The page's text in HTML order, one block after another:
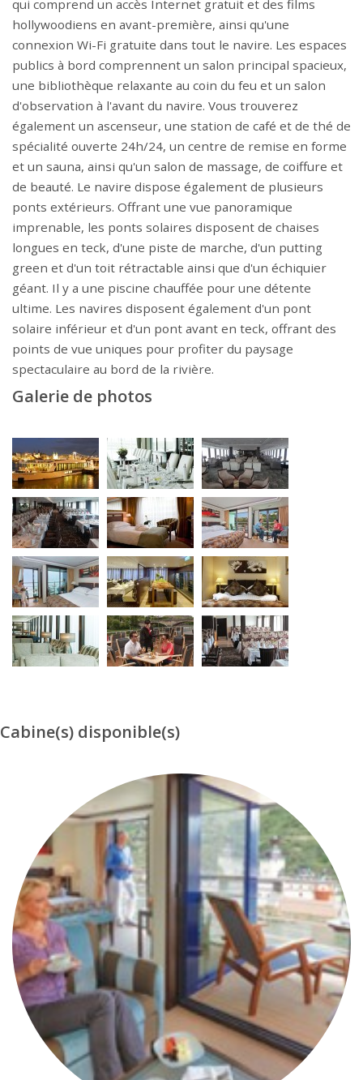
qui comprend un accès Internet gratuit et des films
hollywoodiens en avant-première, ainsi qu'une
connexion Wi-Fi gratuite dans tout le navire. Les espaces
publics à bord comprennent un salon principal spacieux,
une bibliothèque relaxante au coin du feu et un salon
d'observation à l'avant du navire. Vous trouverez
également un ascenseur, une station de café et de thé de
spécialité ouverte 24h/24, un centre de remise en forme
et un sauna, ainsi qu'un salon de massage, de coiffure et
de beauté. Le navire dispose également de plusieurs
ponts extérieurs. Offrant une vue panoramique
imprenable, les ponts solaires disposent de chaises
longues en teck, d'une piste de marche, d'un putting
green et d'un toit rétractable ainsi que d'un échiquier
géant. Il y a une piscine chauffée pour une détente
ultime. Les navires disposent également d'un pont
solaire inférieur et d'un pont avant en teck, offrant des
points de vue uniques pour profiter du paysage
spectaculaire au bord de la rivière.
Galerie de photos
Cabine(s) disponible(s)